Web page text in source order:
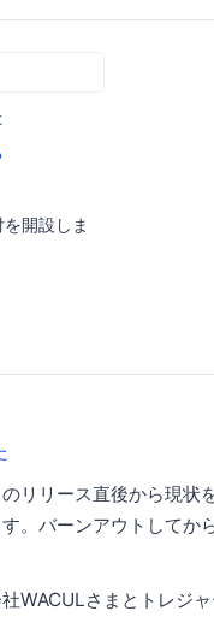
開設しま
リリース直後から現状
。バーンアウトしてか
WACULさまとトレジ